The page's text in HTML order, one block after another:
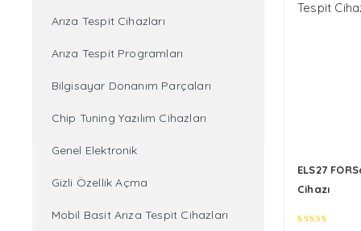
Arıza Tespit Cihazları
Arıza Tespit Programları
Bilgisayar Donanım Parçaları
Chip Tuning Yazılım Cihazları
Genel Elektronik
Gizli Özellik Açma
Mobil Basit Arıza Tespit Cihazları
ELS27
Cihazı